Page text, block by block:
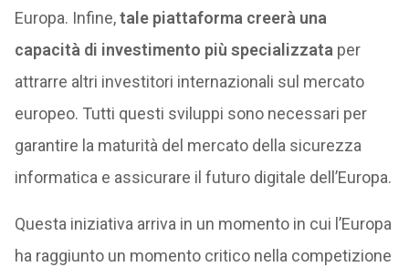
Europa. Infine,tale piattaforma creerà una
capacità di investimento più specializzata per
attrarre altri investitori internazionali sul mercato
europeo. Tutti questi sviluppi sono necessari per
garantire la maturità del mercato della sicurezza
informatica e assicurare il futuro digitale dell’Europa.
Questa iniziativa arriva in un momento in cui l’Europa
ha raggiunto un momento critico nella competizione